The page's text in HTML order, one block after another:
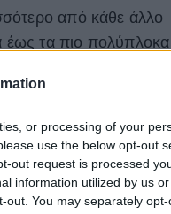
or processing of your
use the below opt-out
out request is processed
information utilized by us
You may separately
από κάθε άλλο
έως τα πιο πολύπλοκα
καθημερινά
βιολογική ηλικία ή
μια εξέχουσα
να την ενυδατώσουν,
την ελαστικότητά